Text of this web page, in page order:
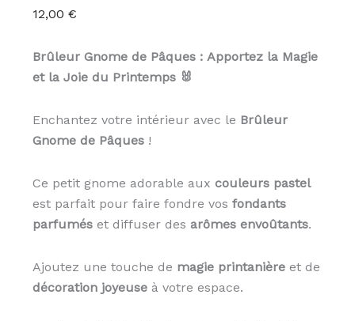
12,00 €
Brûleur Gnome de Pâques : Apportez la Magie
et la Joie du Printemps 🐰
Enchantez votre intérieur avec le Brûleur
Gnome de Pâques!
Ce petit gnome adorable aux couleurs pastel
est parfait pour faire fondre vos fondants
parfuméset diffuser des arômes envoûtants.
Ajoutez une touche de magie printanièreet de
décoration joyeuseà votre espace.